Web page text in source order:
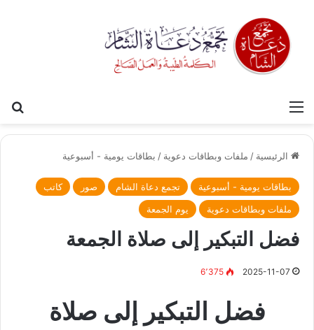
القائمة
الرئيسية / ملفات وبطاقات دعوية / بطاقات يومية - أسبوعية
بطاقات يومية - أسبوعية تجمع دعاة الشام صور
كاتب
ملفات وبطاقات دعوية
يوم الجمعة
فضل التبكير إلى صلاة الجمعة
2025-11-07 6٬375
فضل التبكير إلى صلاة